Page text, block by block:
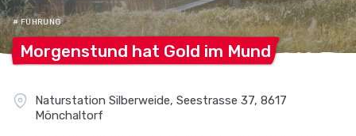
# FÜHRUNG
Morgenstund hat Gold im Mund
Naturstation Silberweide, Seestrasse 37, 8617
Mönchaltorf